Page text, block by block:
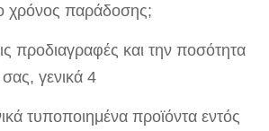
χρόνος παράδοσης;
προδιαγραφές και την ποσότητα
γενικά 4
τυποποιημένα προϊόντα εντός